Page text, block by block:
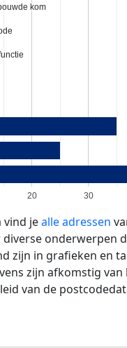
20 30
kom
kom
vind jealle adressen
diverse onderwerpen
zijn in grafieken en
zijn afkomstig van
van de